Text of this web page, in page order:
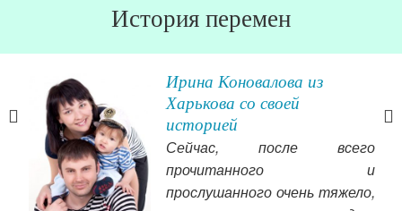
История перемен
Ирина Коновалова из
Харькова со своей
историей
Сейчас, после всего
прочитанного и
прослушанного очень тяжело,